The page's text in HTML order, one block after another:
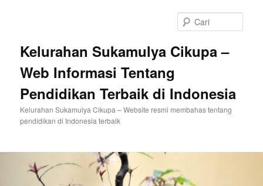
Kelurahan Sukamulya Cikupa –
Web Informasi Tentang
Pendidikan Terbaik di Indonesia
Kelurahan Sukamulya Cikupa – Website resmi membahas tentang
pendidikan di Indonesia terbaik